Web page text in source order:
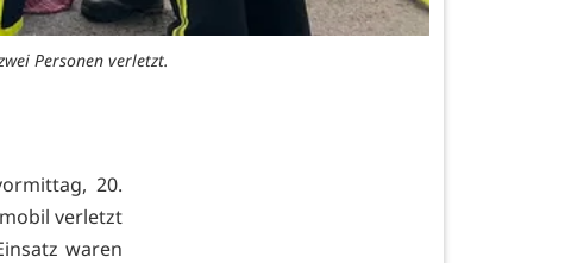
Personen verletzt.
20.
verletzt
waren